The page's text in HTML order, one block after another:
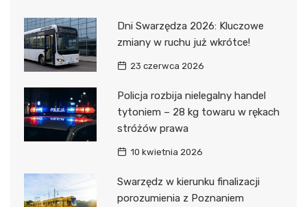
Dni Swarzędza 2026: Kluczowe
zmiany w ruchu już wkrótce!
23 czerwca 2026
Policja rozbija nielegalny handel
tytoniem – 28 kg towaru w rękach
stróżów prawa
10 kwietnia 2026
Swarzędz w kierunku finalizacji
porozumienia z Poznaniem